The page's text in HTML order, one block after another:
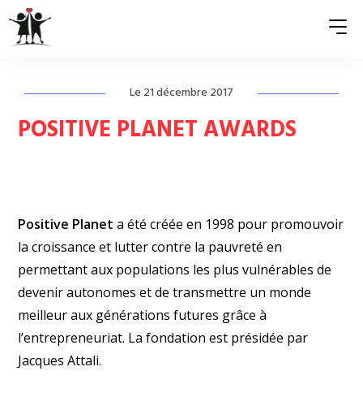
QUI SOMMES-NOUS ?
S’ENGAGER
ACTUALITÉS
PRESSE
Le 21 décembre 2017
POSITIVE PLANET AWARDS
Positive Planet a été créée en 1998 pour promouvoir
la croissance et lutter contre la pauvreté en
permettant aux populations les plus vulnérables de
devenir autonomes et de transmettre un monde
meilleur aux générations futures grâce à
l’entrepreneuriat. La fondation est présidée par
Jacques Attali.